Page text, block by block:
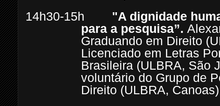
14h30-15h "A dignidade
para a pesquisa”.
Graduando em Direito
Licenciado em Letras
Brasileira (ULBRA, São
voluntário do Grupo de
Direito (ULBRA,